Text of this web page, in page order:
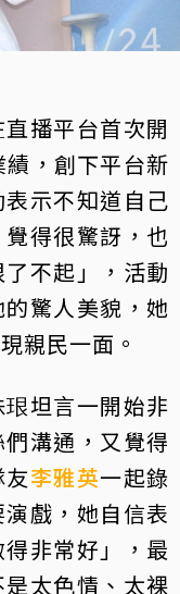
播平台首次開
，創下平台新
示不知道自己
得很驚訝，也
不起」，活動
驚人美貌，她
親民一面。
坦言一開始非
溝通，又覺得
李雅英一起錄
戲，她自信表
非常好」，最
太色情、太裸